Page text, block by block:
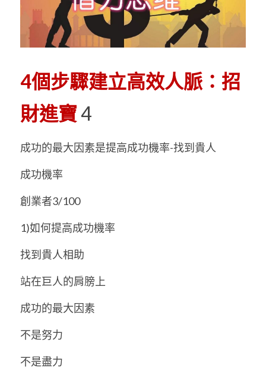
4個步驟建立高效人脈：招
財進寶 4
成功的最大因素是提高成功機率-找到貴人
成功機率
創業者3/100
1)如何提高成功機率
找到貴人相助
站在巨人的肩膀上
成功的最大因素
不是努力
不是盡力